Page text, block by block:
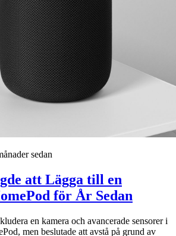
sedan
att Lägga till en
för År Sedan
en kamera och avancerade sensorer i
men beslutade att avstå på grund av